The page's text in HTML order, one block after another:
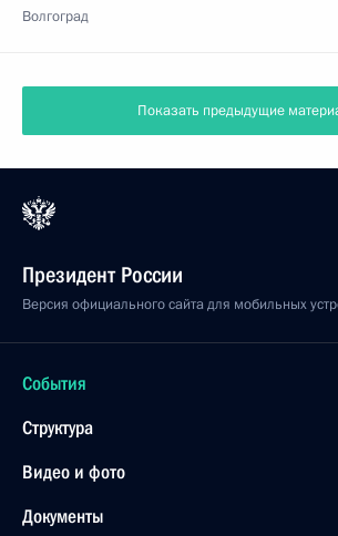
Волгоград
Показать предыдущие
Президент России
Версия официального сайта для мобильных
События
Структура
Видео и фото
Документы